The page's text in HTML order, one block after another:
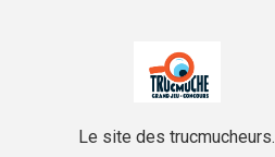
Le site des trucmucheurs.